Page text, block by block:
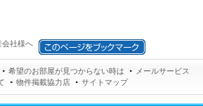
会社様へ
希望のお部屋が見つからない時は
メールサービス
物件掲載協力店 サイトマップ